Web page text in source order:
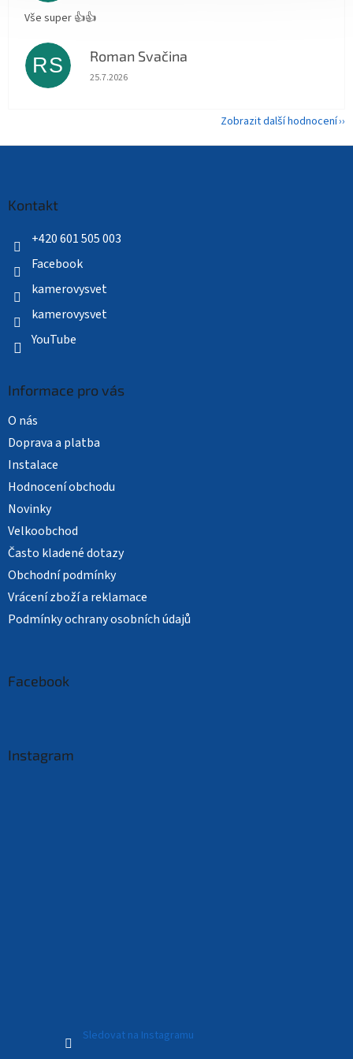
Vše super 👍👍
RS Roman Svačina
Hodnocení obchodu je 5 z 5 hvězdiček.
25.7.2026
Zobrazit další hodnocení
Kontakt
+420 601 505 003
Facebook
kamerovysvet
kamerovysvet
YouTube
Informace pro vás
O nás
Doprava a platba
Instalace
Hodnocení obchodu
Novinky
Velkoobchod
Často kladené dotazy
Obchodní podmínky
Vrácení zboží a reklamace
Podmínky ochrany osobních údajů
Facebook
Instagram
Sledovat na Instagramu